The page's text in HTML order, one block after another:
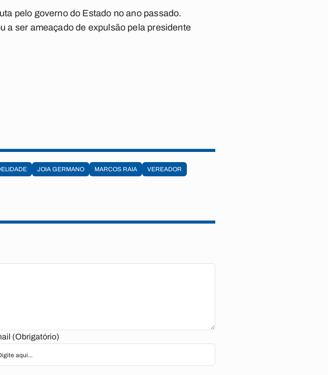
pelo governo do Estado no ano passado.
a ser ameaçado de expulsão pela presidente
JOIA GERMANO MARCOS RAIA VEREADOR
(Obrigatório)